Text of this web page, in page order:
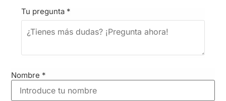
Tu pregunta *
Nombre *